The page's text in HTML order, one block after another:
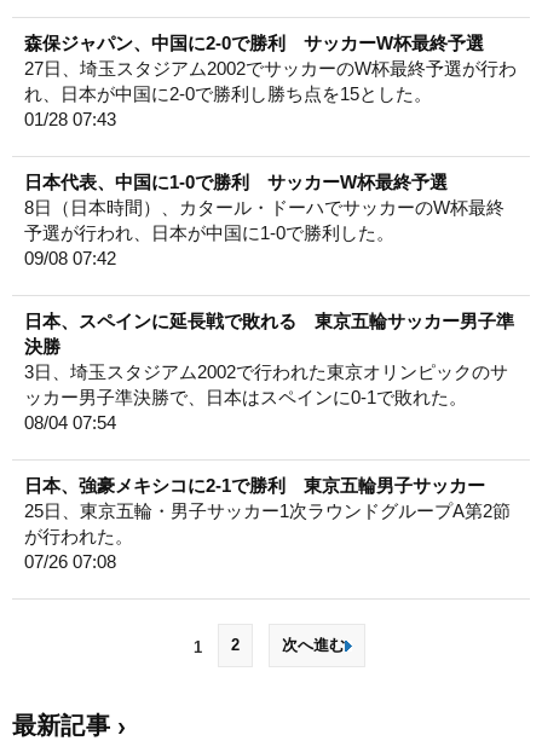
森保ジャパン、中国に2-0で勝利 サッカーW杯最終予選
27日、埼玉スタジアム2002でサッカーのW杯最終予選が行わ
れ、日本が中国に2-0で勝利し勝ち点を15とした。
01/28 07:43
日本代表、中国に1-0で勝利 サッカーW杯最終予選
8日（日本時間）、カタール・ドーハでサッカーのW杯最終
予選が行われ、日本が中国に1-0で勝利した。
09/08 07:42
日本、スペインに延長戦で敗れる 東京五輪サッカー男子準
決勝
3日、埼玉スタジアム2002で行われた東京オリンピックのサ
ッカー男子準決勝で、日本はスペインに0-1で敗れた。
08/04 07:54
日本、強豪メキシコに2-1で勝利 東京五輪男子サッカー
25日、東京五輪・男子サッカー1次ラウンドグループA第2節
が行われた。
07/26 07:08
1 2 次へ進む
最新記事